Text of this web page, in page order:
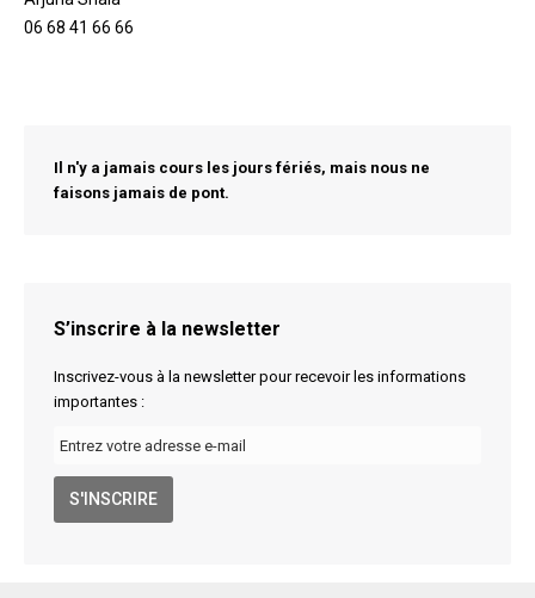
06 68 41 66 66
Il n'y a jamais cours les jours fériés, mais nous ne
faisons jamais de pont.
S’inscrire à la newsletter
Inscrivez-vous à la newsletter pour recevoir les informations
importantes :